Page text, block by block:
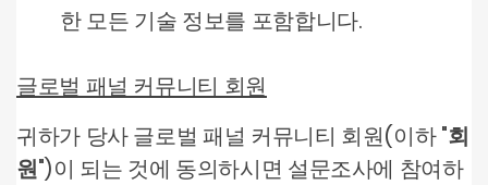
한 모든 기술 정보를 포함합니다.
글로벌 패널 커뮤니티 회원
귀하가 당사 글로벌 패널 커뮤니티 회원(이하 "회
원")이 되는 것에 동의하시면 설문조사에 참여하